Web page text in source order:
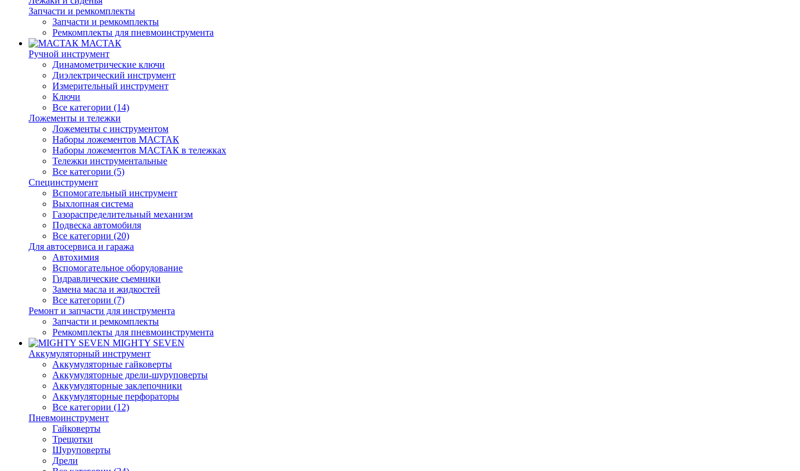
Запчасти и ремкомплекты
Запчасти и ремкомплекты
Ремкомплекты для пневмоинструмента
МАСТАК
Ручной инструмент
Динамометрические ключи
Диэлектрический инструмент
Измерительный инструмент
Ключи
Все категории (14)
Ложементы и тележки
Ложементы с инструментом
Наборы ложементов МАСТАК
Наборы ложементов МАСТАК в тележках
Тележки инструментальные
Все категории (5)
Специнструмент
Вспомогательный инструмент
Выхлопная система
Газораспределительный механизм
Подвеска автомобиля
Все категории (20)
Для автосервиса и гаража
Автохимия
Вспомогательное оборудование
Гидравлические съемники
Замена масла и жидкостей
Все категории (7)
Ремонт и запчасти для инструмента
Запчасти и ремкомплекты
Ремкомплекты для пневмоинструмента
MIGHTY SEVEN
Аккумуляторный инструмент
Аккумуляторные гайковерты
Аккумуляторные дрели-шуруповерты
Аккумуляторные заклепочники
Аккумуляторные перфораторы
Все категории (12)
Пневмоинструмент
Гайковерты
Трещотки
Шуруповерты
Дрели